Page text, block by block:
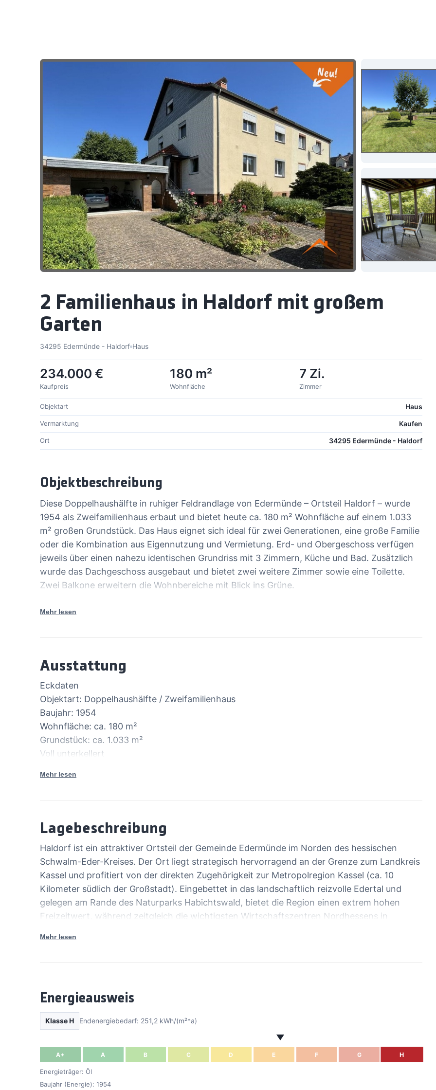
2 Familienhaus in Haldorf mit großem
Garten
34295 Edermünde - Haldorf Haus
234.000 €
Kaufpreis
180 m²
Wohnfläche
7 Zi.
Zimmer
Objektart Haus
Vermarktung Kaufen
Ort 34295 Edermünde - Haldorf
Objektbeschreibung
Diese Doppelhaushälfte in ruhiger Feldrandlage von Edermünde – Ortsteil Haldorf – wurde
1954 als Zweifamilienhaus erbaut und bietet heute ca. 180 m² Wohnfläche auf einem 1.033
m² großen Grundstück. Das Haus eignet sich ideal für zwei Generationen, eine große Familie
oder die Kombination aus Eigennutzung und Vermietung. Erd- und Obergeschoss verfügen
jeweils über einen nahezu identischen Grundriss mit 3 Zimmern, Küche und Bad. Zusätzlich
wurde das Dachgeschoss ausgebaut und bietet zwei weitere Zimmer sowie eine Toilette.
Zwei Balkone erweitern die Wohnbereiche mit Blick ins Grüne.
Das Haus ist voll unterkellert. Zum Außenbereich gehören eine Doppelgarage, zwei weitere
Mehr lesen
Ausstattung
Eckdaten
Objektart: Doppelhaushälfte / Zweifamilienhaus
Baujahr: 1954
Wohnfläche: ca. 180 m²
Grundstück: ca. 1.033 m²
Voll unterkellert
Ausgebautes Dachgeschoss
Aufteilung
3 Zimmer
Küche
Bad
Balkon
Obergeschoss:
3 Zimmer
Küche
Balkon
2 Zimmer
Keller:
mehrere Nutz- und Lagerräume
2 Balkone
2 Außenstellplätze
Ruhige Feldrandlage
Ortsteil Haldorf
Mehr lesen
Lagebeschreibung
Haldorf ist ein attraktiver Ortsteil der Gemeinde Edermünde im Norden des hessischen
Schwalm-Eder-Kreises. Der Ort liegt strategisch hervorragend an der Grenze zum Landkreis
Kassel und profitiert von der direkten Zugehörigkeit zur Metropolregion Kassel (ca. 10
Kilometer südlich der Großstadt). Eingebettet in das landschaftlich reizvolle Edertal und
gelegen am Rande des Naturparks Habichtswald, bietet die Region einen extrem hohen
Freizeitwert, während zeitgleich die wichtigsten Wirtschaftszentren Nordhessens in
und an die A 7 (Anschlussstelle Guxhagen) nur etwa 2 km östlich von Haldorf.
Mehr lesen
Energieausweis
Klasse H Endenergiebedarf: 251,2 kWh/(m²*a)
A+ A B C D E F G H
Energieträger: Öl
Baujahr (Energie): 1954